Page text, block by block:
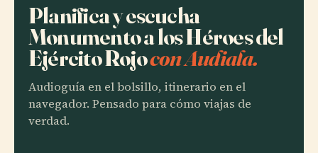
Planifica y escucha
Monumento a los Héroes del
Ejército Rojocon Audiala.
Audioguía en el bolsillo, itinerario en el
navegador. Pensado para cómo viajas de
verdad.